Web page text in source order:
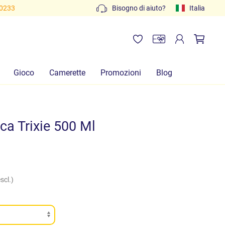
Bisogno di aiuto? Italia
Gioco Camerette Promozioni Blog
Trixie 500 Ml